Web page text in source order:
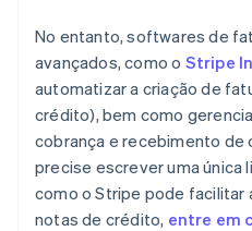
No entanto, softwares de
avançados, como o Stripe
automatizar a criação de
crédito), bem como
cobrança e recebimento de
precise escrever uma única
como o Stripe pode facilitar
notas de crédito, entre em